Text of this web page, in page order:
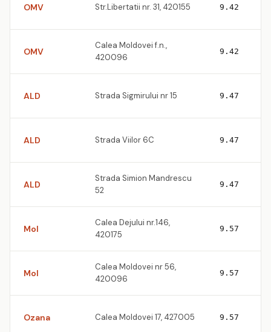
OMV Str.Libertatii nr. 31, 420155 9.42
OMV
Calea Moldovei f.n.,
420096
9.42
ALD Strada Sigmirului nr 15 9.47
ALD Strada Viilor 6C 9.47
ALD
Strada Simion Mandrescu
52
9.47
Mol
Calea Dejului nr.146,
420175
9.57
Mol
Calea Moldovei nr 56,
420096
9.57
Ozana Calea Moldovei 17, 427005 9.57